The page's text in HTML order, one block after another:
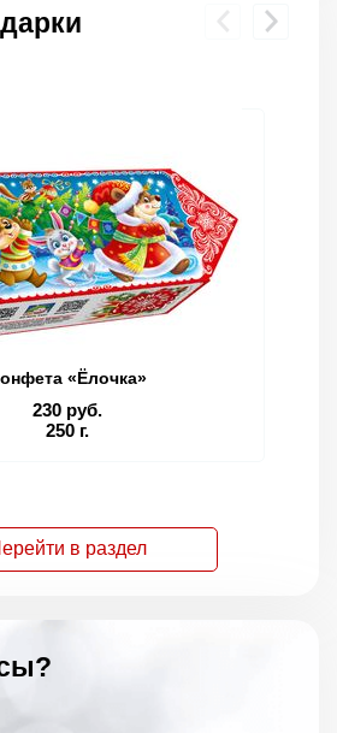
«Ёлочка»
230 руб.
250 г.
в раздел